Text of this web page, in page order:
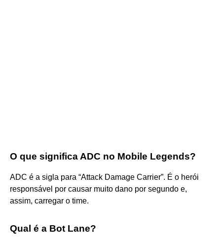
O que significa ADC no Mobile Legends?
ADC é a sigla para “Attack Damage Carrier”. É o herói
responsável por causar muito dano por segundo e,
assim, carregar o time.
Qual é a Bot Lane?